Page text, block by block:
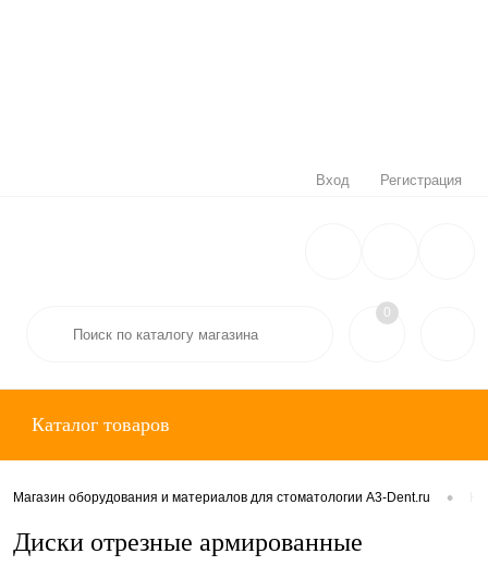
Вход Регистрация
0
Каталог товаров
Магазин оборудования и материалов для стоматологии A3-Dent.ru •
Диски отрезные армированные